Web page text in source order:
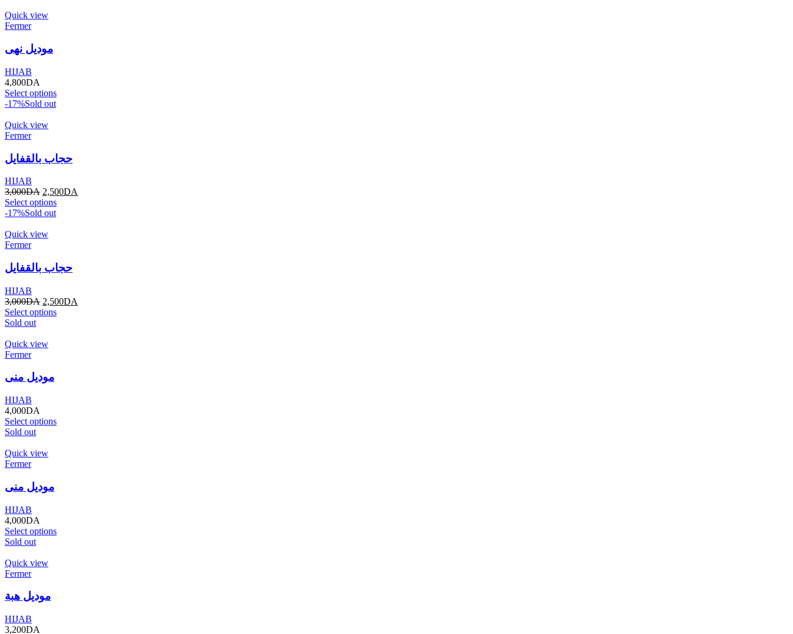
Quick view
Fermer
موديل نهى
HIJAB
4,800DA
Select options
-17%Sold out
Quick view
Fermer
حجاب بالقفايل
HIJAB
3,000DA 2,500DA
Select options
-17%Sold out
Quick view
Fermer
حجاب بالقفايل
HIJAB
3,000DA 2,500DA
Select options
Sold out
Quick view
Fermer
موديل منى
HIJAB
4,000DA
Select options
Sold out
Quick view
Fermer
موديل منى
HIJAB
4,000DA
Select options
Sold out
Quick view
Fermer
موديل هبة
HIJAB
3,200DA